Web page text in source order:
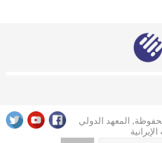
محفوظة, المعهد الدولي